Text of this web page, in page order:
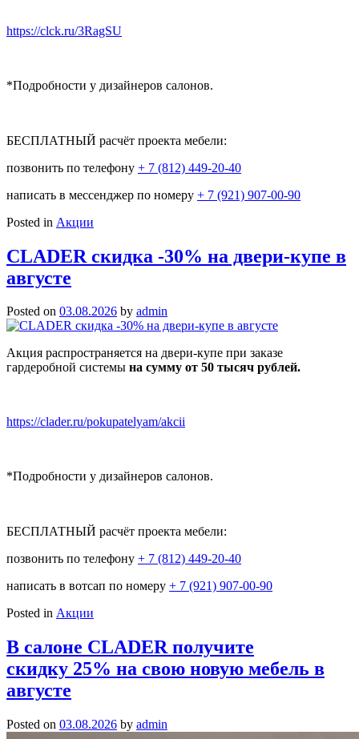
https://clck.ru/3RagSU
*Подробности у дизайнеров салонов.
БЕСПЛАТНЫЙ расчёт проекта мебели:
позвонить по телефону + 7 (812) 449-20-40
написать в мессенджер по номеру + 7 (921) 907-00-90
Posted in Акции
CLADER скидка -30% на двери-купе в
августе
Posted on 03.08.2026 by admin
Акция распространяется на двери-купе при заказе
гардеробной системы на сумму от 50 тысяч рублей.
https://clader.ru/pokupatelyam/akcii
*Подробности у дизайнеров салонов.
БЕСПЛАТНЫЙ расчёт проекта мебели:
позвонить по телефону + 7 (812) 449-20-40
написать в вотсап по номеру + 7 (921) 907-00-90
Posted in Акции
В салоне CLADER получите
скидку 25% на свою новую мебель в
августе
Posted on 03.08.2026 by admin